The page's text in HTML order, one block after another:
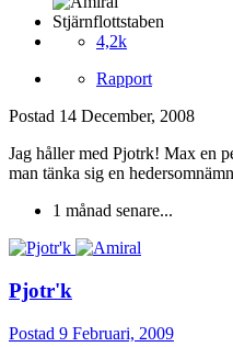
Stjärnflottstaben
4,2k
Rapport
Postad 14 December, 2008
Jag håller med Pjotrk! Max en
man tänka sig en
1 månad senare...
Pjotr'k
Postad 9 Februari, 2009